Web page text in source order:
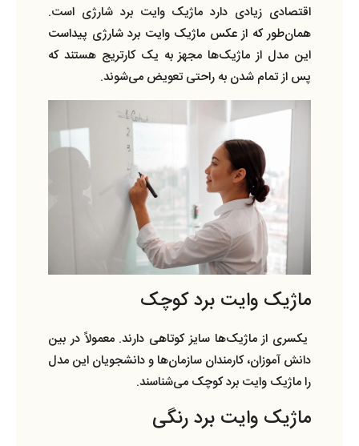
اقتصادی زیادی دارد ماژیک وایت برد شارژی است.
همان‌طور که از عکس ماژیک وایت برد شارژی پیداست
این مدل از ماژیک‌ها مجهز به یک کارتریج هستند ‌که
پس از تمام شدن به راحتی تعویض می‌شوند.
ماژیک وایت برد کوچک
یکسری از ماژیک‌ها سایز کوتاهی دارند. معمولاً در بین
دانش آموزان، کارمندان سازمان‌ها و دانشجویان این مدل
را ماژیک وایت برد کوچک می‌شناسند.
ماژیک وایت برد رنگی